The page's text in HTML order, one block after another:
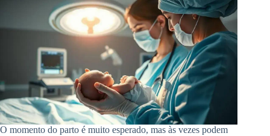
O momento do parto é muito esperado, mas às vezes podem